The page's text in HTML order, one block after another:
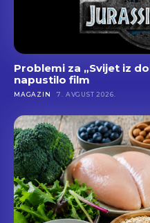
Problemi za „Svijet iz
napustilo film
MAGAZIN 7. AVGUST 2026.